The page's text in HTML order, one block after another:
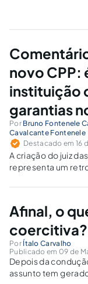
novo CPP:
instituição
garantias
Por Bruno Fontenele
Cavalcante Fontenele
Destacado em 16
A criação do juiz
representa um
necessidade,
redução dos gastos
Afinal, o
coercitiva?
Por Ítalo Carvalho
Publicado em 09 de
Depois da
assunto tem